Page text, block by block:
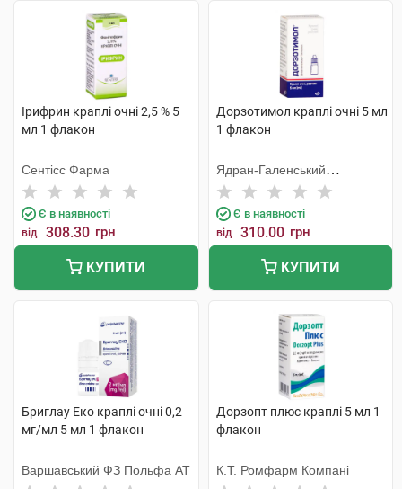
Ірифрин краплі очні 2,5 % 5
мл 1 флакон
Сентісс Фарма
Є в наявності
від 308.30 грн
КУПИТИ
Дорзотимол краплі очні 5 мл
1 флакон
Ядран-Галенський
Лабораторій
Є в наявності
від 310.00 грн
КУПИТИ
Бриглау Еко краплі очні 0,2
мг/мл 5 мл 1 флакон
Варшавський ФЗ Польфа АТ
Дорзопт плюс краплі 5 мл 1
флакон
К.Т. Ромфарм Компані